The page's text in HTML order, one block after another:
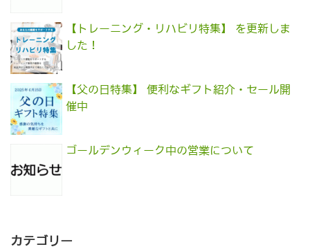
【トレーニング・リハビリ特集】 を更新しま
した！
【父の日特集】 便利なギフト紹介・セール開
催中
ゴールデンウィーク中の営業について
カテゴリー